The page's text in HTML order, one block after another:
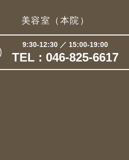
美容室（本院）
9:30-12:30 ／ 15:00-19:00
TEL : 046-825-6617